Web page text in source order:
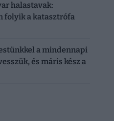
halastavak:
folyik a katasztrófa
a mindennapi
és máris kész a